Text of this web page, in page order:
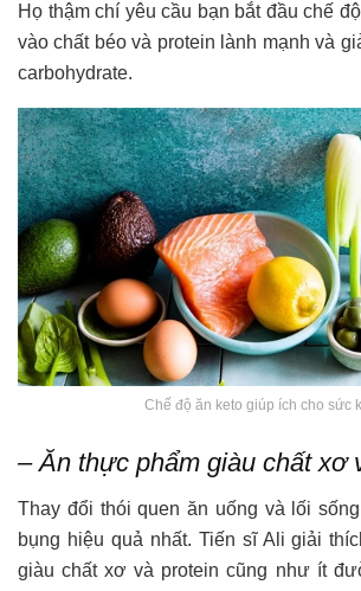
Họ thậm chí yêu cầu bạn bắt đầu chế
vào chất béo và protein lành mạnh và
carbohydrate.
Chế độ ăn keto giúp ích cho sức
– Ăn thực phẩm giàu chất xơ
Thay đổi thói quen ăn uống và lối
bụng hiệu quả nhất. Tiến sĩ Ali giải
giàu chất xơ và protein cũng như ít